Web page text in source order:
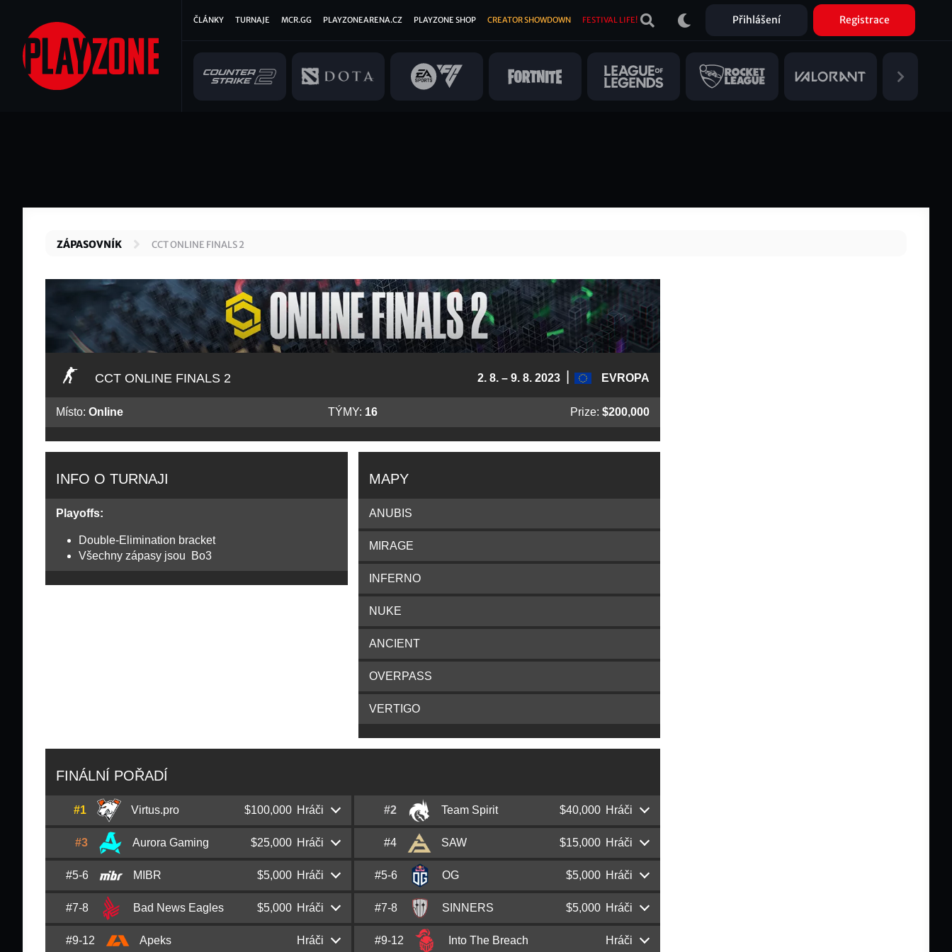
hlavnímu
obsahu
Přihlášení Registrace
Hlavní
ČLÁNKY TURNAJE MCR.GG PLAYZONEARENA.CZ PLAYZONE SHOP CREATOR SHOWDOWN FESTIVAL LIFE!
ZÁPASOVNÍK CCT ONLINE FINALS 2
CCT ONLINE FINALS 2 2. 8. – 9. 8. 2023 EVROPA
Místo: Online TÝMY: 16 Prize: $200,000
INFO O TURNAJI
Playoffs:
Double-Elimination bracket
Všechny zápasy jsou Bo3
MAPY
ANUBIS
MIRAGE
INFERNO
NUKE
ANCIENT
OVERPASS
VERTIGO
FINÁLNÍ POŘADÍ
#1 Virtus.pro $100,000 Hráči
Dzhami JameAli
AlexeyqikertGolubev
Evgeny FL1TLebedev
Petr fame Bolyshev
#2 Team Spirit $40,000 Hráči
Leonid chopper
Boris magixx
Myroslav zont1xPlakhotia
ArtyomArtfr0st Kharitonov
#3 Aurora Gaming $25,000 Hráči
ViktorLack1Boldyrev
Evgeny Norwi Ermolin
Aleksandr KENSI
#4 SAW $15,000 Hráči
ChristopherMUTiRiS
Ricardo romanOliveira
Michelewjerkz Pinto
#5-6 MIBR $5,000 Hráči
Raphael exitLacerda
Brenobrnz4nPoletto
#5-6 OG $5,000 Hráči
Nemanja nexaIsaković
MaciejF1KUMiklas
#7-8 Bad News Eagles $5,000 Hráči
Dionissinnopsyy
#7-8 SINNERS $5,000 Hráči
Max SHOCKKvapil
#9-12 Apeks Hráči #9-12 Into The Breach Hráči